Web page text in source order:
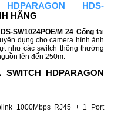
HDS-
HÃNG
SW1024POE/M 24 Cổngtại
dụng cho camera hình ảnh
như các switch thông thường
lên đến 250m.
HDPARAGON
1000Mbps RJ45 + 1 Port